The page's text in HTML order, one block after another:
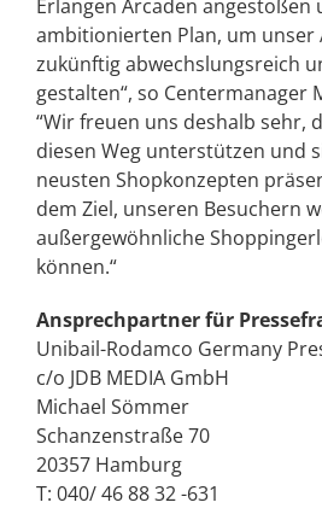
Erlangen Arcaden angestoßen
ambitionierten Plan, um unser
zukünftig abwechslungsreich
gestalten“, so Centermanager
“Wir freuen uns deshalb sehr,
diesen Weg unterstützen und
neusten Shopkonzepten
dem Ziel, unseren Besuchern
außergewöhnliche
können.“
Ansprechpartner für
Unibail-Rodamco Germany
c/o JDB MEDIA GmbH
Michael Sömmer
Schanzenstraße 70
20357 Hamburg
T: 040/ 46 88 32 -631